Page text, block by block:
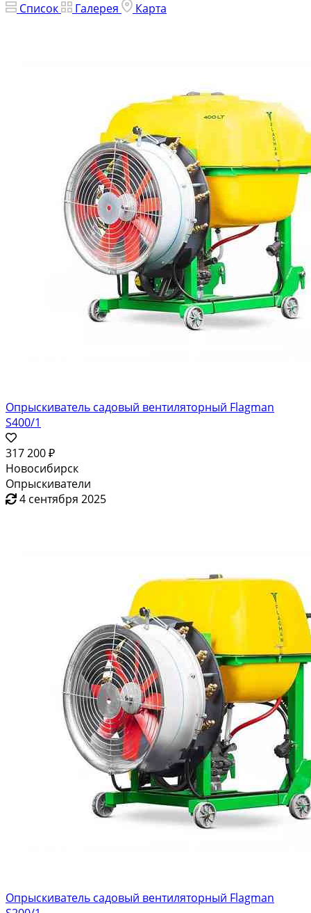
Список
Галерея Карта
Опрыскиватель садовый вентиляторный Flagman
S400/1
317 200 ₽
Новосибирск
Опрыскиватели
4 сентября 2025
Опрыскиватель садовый вентиляторный Flagman